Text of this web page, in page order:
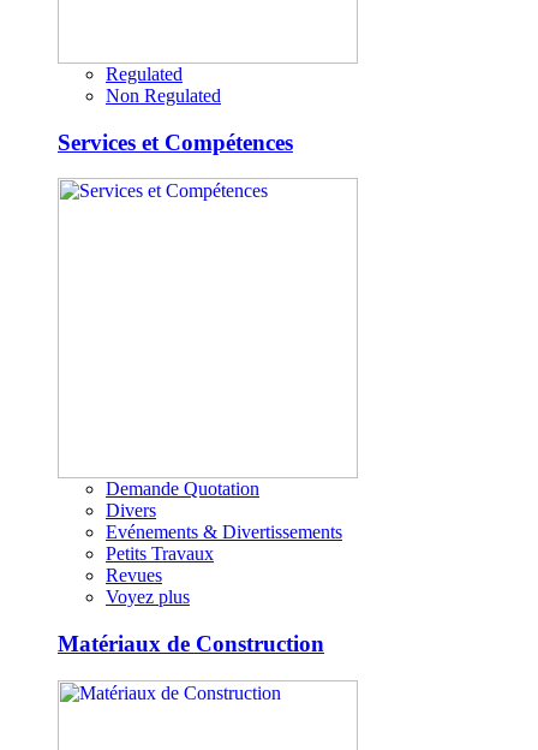
Regulated
Non Regulated
Services et Compétences
Demande Quotation
Divers
Evénements & Divertissements
Petits Travaux
Revues
Voyez plus
Matériaux de Construction